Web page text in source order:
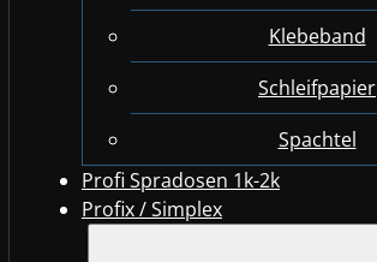
Klebeband
Schleifpapier
Spachtel
Profi Spradosen 1k-2k
Profix / Simplex